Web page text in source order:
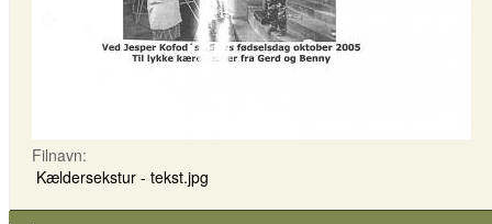
Filnavn:
Kældersekstur - tekst.jpg